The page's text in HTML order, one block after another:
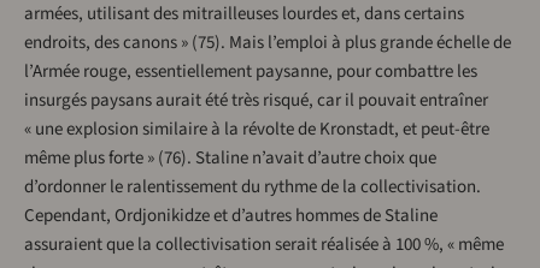
armées, utilisant des mitrailleuses lourdes et, dans certains
endroits, des canons » (75). Mais l’emploi à plus grande échelle de
l’Armée rouge, essentiellement paysanne, pour combattre les
insurgés paysans aurait été très risqué, car il pouvait entraîner
« une explosion similaire à la révolte de Kronstadt, et peut-être
même plus forte » (76). Staline n’avait d’autre choix que
d’ordonner le ralentissement du rythme de la collectivisation.
Cependant, Ordjonikidze et d’autres hommes de Staline
assuraient que la collectivisation serait réalisée à 100 %, « même